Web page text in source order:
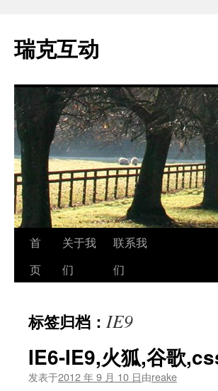
瑞克互动
跳
至
文
首
页
关于我
们
联系我
们
标签归档： IE9
IE6-IE9,火狐,谷歌
发表于2012 年 9 月 10 日由reake